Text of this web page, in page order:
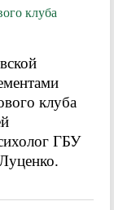
клуба
клуба
ГБУ